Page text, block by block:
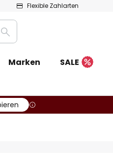
Flexible Zahlarten
Suche
Marken SALE